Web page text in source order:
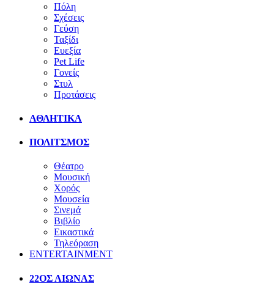
Πόλη
Σχέσεις
Γεύση
Ταξίδι
Ευεξία
Pet Life
Γονείς
Στυλ
Προτάσεις
ΑΘΛΗΤΙΚΑ
ΠΟΛΙΤΣΜΟΣ
Θέατρο
Μουσική
Χορός
Μουσεία
Σινεμά
Βιβλίο
Εικαστικά
Τηλεόραση
ENTERTAINMENT
22ΟΣ ΑΙΩΝΑΣ